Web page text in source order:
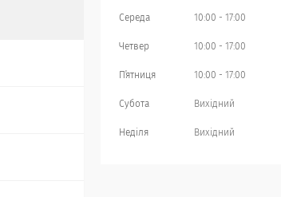
Середа 10:00 17:00
Четвер 10:00 17:00
Пʼятниця 10:00 17:00
Субота Вихідний
Неділя Вихідний